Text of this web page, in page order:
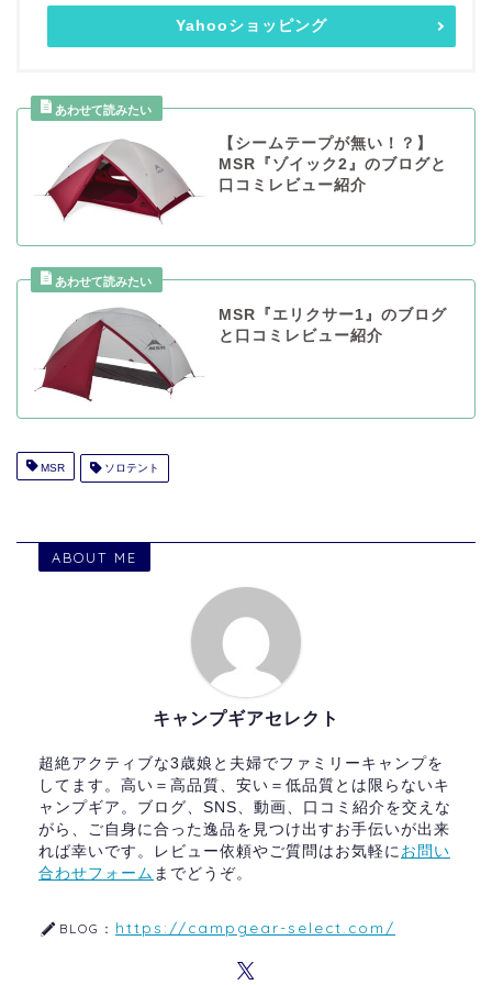
Yahooショッピング
【シームテープが無い！？】
MSR『ゾイック2』のブログと
口コミレビュー紹介
MSR『エリクサー1』のブログ
と口コミレビュー紹介
MSR ソロテント
ABOUT ME
キャンプギアセレクト
超絶アクティブな3歳娘と夫婦でファミリーキャンプを
してます。高い＝高品質、安い＝低品質とは限らないキ
ャンプギア。ブログ、SNS、動画、口コミ紹介を交えな
がら、ご自身に合った逸品を見つけ出すお手伝いが出来
れば幸いです。レビュー依頼やご質問はお気軽に お問い
合わせフォーム までどうぞ。
BLOG： https://campgear-select.com/